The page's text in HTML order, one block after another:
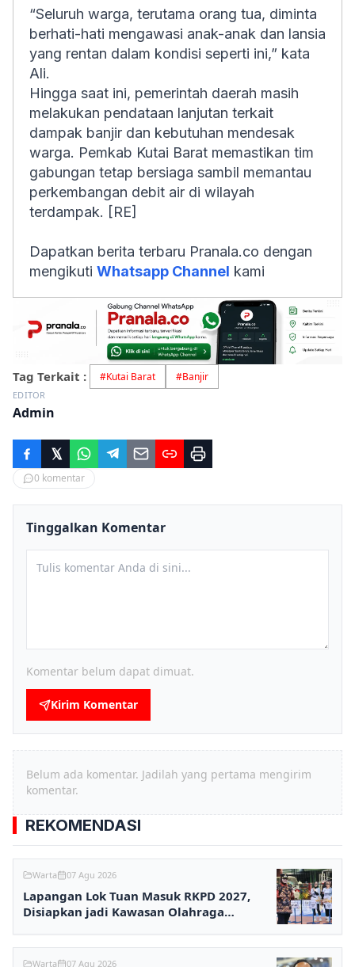
“Seluruh warga, terutama orang tua, diminta
berhati-hati mengawasi anak-anak dan lansia
yang rentan dalam kondisi seperti ini,” kata
Ali.
Hingga saat ini, pemerintah daerah masih
melakukan pendataan lanjutan terkait
dampak banjir dan kebutuhan mendesak
warga. Pemkab Kutai Barat memastikan tim
gabungan tetap bersiaga sambil memantau
perkembangan debit air di wilayah
terdampak. [RE]
Dapatkan berita terbaru Pranala.co dengan
mengikuti Whatsapp Channel kami
Tag Terkait : #Kutai Barat #Banjir
EDITOR
Admin
0 komentar
Tinggalkan Komentar
Komentar belum dapat dimuat.
Kirim Komentar
Belum ada komentar. Jadilah yang pertama mengirim
komentar.
REKOMENDASI
Warta 07 Agu 2026
Lapangan Lok Tuan Masuk RKPD 2027,
Disiapkan jadi Kawasan Olahraga
Warta 07 Agu 2026